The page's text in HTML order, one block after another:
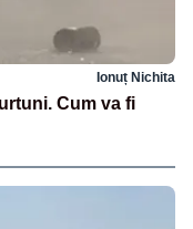
Ionuț Nichita
Cum va fi